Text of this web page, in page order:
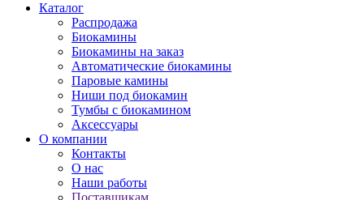
Каталог
Распродажа
Биокамины
Биокамины на заказ
Автоматические биокамины
Паровые камины
Ниши под биокамин
Тумбы с биокамином
Аксессуары
О компании
Контакты
О нас
Наши работы
Поставщикам